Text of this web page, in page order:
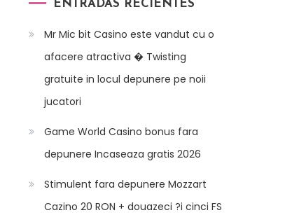
ENTRADAS RECIENTES
Mr Mic bit Casino este vandut cu o
afacere atractiva � Twisting
gratuite in locul depunere pe noii
jucatori
Game World Casino bonus fara
depunere Incaseaza gratis 2026
Stimulent fara depunere Mozzart
Cazino 20 RON + douazeci ?i cinci FS